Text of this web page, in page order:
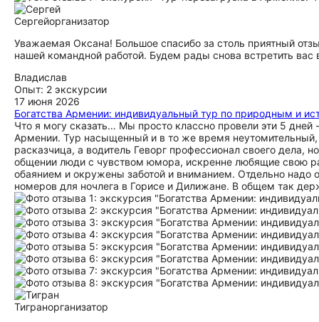
Сергейорганизатор
Уважаемая Оксана! Большое спасибо за столь приятный
нашей командной работой. Будем рады снова встретить
Владислав
Опыт: 2 экскурсии
17 июня 2026
Богатства Армении: индивидуальный тур по природным и
Что я могу сказать… Мы просто классно провели эти 5
Армении. Тур насыщенный и в то же время
расказчица, а водитель Геворг профессионал своего
общении люди с чувством юмора, искренне любящие свою
обаянием и окружены заботой и вниманием. Отдельно надо
номеров для ночлега в Горисе и Дилижане. В общем так
Тигранорганизатор